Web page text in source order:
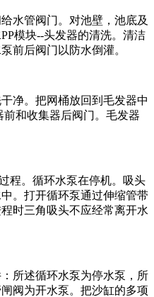
水管阀门。对池壁，池底及
模块--头发器的清洗。清洁
前后阀门以防水倒灌。
净。把网桶放回到毛发器中
和收集器后阀门。毛发器
程。循环水泵在停机。吸头
。打开循环泵通过伸缩管带
时三角吸头不应经常离开水
所述循环水泵为停水泵，所
阀为开水泵。把沙缸的多项